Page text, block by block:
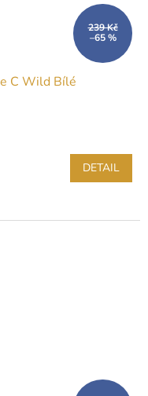
239 Kč
–65 %
C Wild Bílé
DETAIL